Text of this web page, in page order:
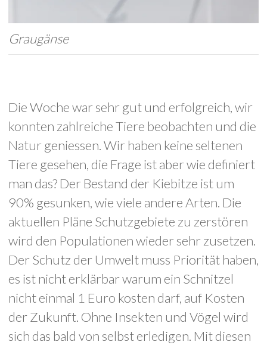
Graugänse
Die Woche war sehr gut und erfolgreich, wir
konnten zahlreiche Tiere beobachten und die
Natur geniessen. Wir haben keine seltenen
Tiere gesehen, die Frage ist aber wie definiert
man das? Der Bestand der Kiebitze ist um
90% gesunken, wie viele andere Arten. Die
aktuellen Pläne Schutzgebiete zu zerstören
wird den Populationen wieder sehr zusetzen.
Der Schutz der Umwelt muss Priorität haben,
es ist nicht erklärbar warum ein Schnitzel
nicht einmal 1 Euro kosten darf, auf Kosten
der Zukunft. Ohne Insekten und Vögel wird
sich das bald von selbst erledigen. Mit diesen